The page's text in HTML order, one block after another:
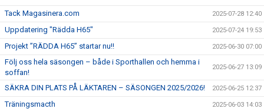
Tack Magasinera.com 2025-07-28 12:40
Uppdatering "Rädda H65" 2025-07-24 19:53
Projekt ”RÄDDA H65” startar nu!! 2025-06-30 07:00
Följ oss hela säsongen – både i Sporthallen och hemma i
soffan!
2025-06-27 13:09
SÄKRA DIN PLATS PÅ LÄKTAREN – SÄSONGEN 2025/2026! 2025-06-25 12:37
Träningsmacth 2025-06-03 14:03